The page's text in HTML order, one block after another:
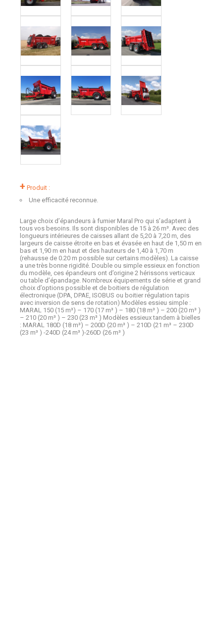
+ Produit :
Une efficacité reconnue.
Large choix d’épandeurs à fumier Maral Pro qui s’adaptent à
tous vos besoins. Ils sont disponibles de 15 à 26 m³. Avec des
longueurs intérieures de caisses allant de 5,20 à 7,20 m, des
largeurs de caisse étroite en bas et évasée en haut de 1,50 m en
bas et 1,90 m en haut et des hauteurs de 1,40 à 1,70 m
(rehausse de 0.20 m possible sur certains modèles). La caisse
a une très bonne rigidité. Double ou simple essieux en fonction
du modèle, ces épandeurs ont d’origine 2 hérissons verticaux
ou table d’épandage. Nombreux équipements de série et grand
choix d’options possible et de boitiers de régulation
électronique (DPA, DPAE, ISOBUS ou boitier régulation tapis
avec inversion de sens de rotation) Modèles essieu simple :
MARAL 150 (15 m³) – 170 (17 m³ ) – 180 (18 m³ ) – 200 (20 m³ )
– 210 (20 m³ ) – 230 (23 m³ ) Modèles essieux tandem à bielles
: MARAL 180D (18 m³) – 200D (20 m³ ) – 210D (21 m³ – 230D
(23 m³ ) -240D (24 m³ )-260D (26 m³ )